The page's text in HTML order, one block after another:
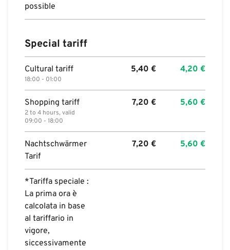
possible
Special tariff
Cultural tariff
18:00 - 01:00
5,40 € 4,20 €
Shopping tariff
2 to 4 hours, valid
09:00 - 18:00
7,20 € 5,60 €
Nachtschwärmer
Tarif
7,20 € 5,60 €
*Tariffa speciale :
La prima ora è
calcolata in base
al tariffario in
vigore,
siccessivamente